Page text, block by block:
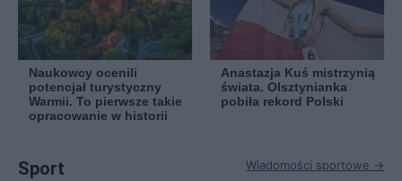
Naukowcy ocenili
potencjał turystyczny
Warmii. To pierwsze takie
opracowanie w historii
Anastazja Kuś mistrzynią
świata. Olsztynianka
pobiła rekord Polski
Sport Wiadomości sportowe →